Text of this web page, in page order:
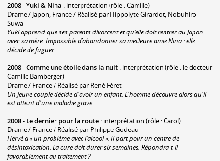
2008-Yuki & Nina : interprétation (rôle : Camille)
Drame / Japon, France / Réalisé par Hippolyte Girardot, Nobuhiro
Suwa
Yuki apprend que ses parents divorcent et qu’elle doit rentrer au Japon
avec sa mère. Impossible d’abandonner sa meilleure amie Nina : elle
décide de fuguer.
2008-Comme une étoile dans la nuit : interprétation (rôle : le docteur
Camille Bamberger)
Drame / France / Réalisé par René Féret
Un jeune couple décide d'avoir un enfant. L'homme découvre alors qu'il
est atteint d'une maladie grave.
2008- Le dernier pour la route : interprétation (rôle : Carol)
Drame / France / Réalisé par Philippe Godeau
Hervé a « un problème avec l’alcool ». Il part pour un centre de
désintoxication. La cure doit durer six semaines. Répondra-t-il
favorablement au traitement ?